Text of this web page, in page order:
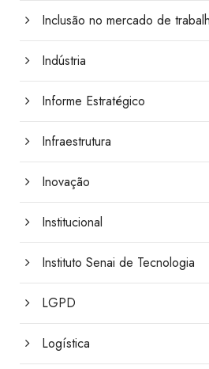
Inclusão no mercado de
Indústria
Informe Estratégico
Infraestrutura
Inovação
Institucional
Instituto Senai de Tecnologia
LGPD
Logística